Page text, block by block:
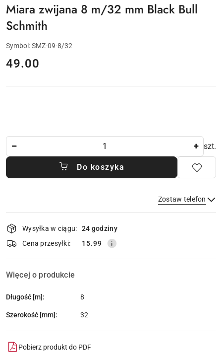
Miara zwijana 8 m/32 mm Black Bull
Schmith
Symbol:SMZ-09-8/32
cena:
49.00
szt.
Do koszyka
Zostaw telefon
Wyślij
Dostępność
i
dostawa
Wysyłka w ciągu:
24 godziny
Cena przesyłki:
15.99
Więcej o produkcie
Długość [m]: 8
Szerokość [mm]: 32
Pobierz produkt do PDF